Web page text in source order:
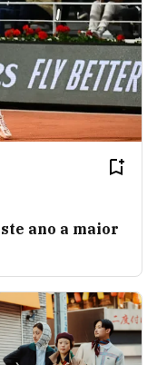
ano a maior